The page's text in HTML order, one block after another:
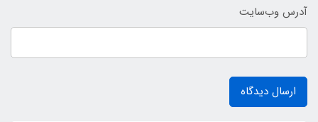
آدرس وب‌سایت
ارسال دیدگاه